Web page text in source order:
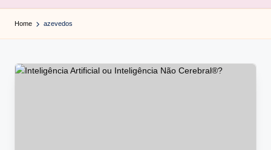
o
n
u
Home azevedos